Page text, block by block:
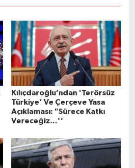
Kılıçdaroğlu’ndan 'Terörsüz
Türkiye' Ve Çerçeve Yasa
Açıklaması: "Sürece Katkı
Vereceğiz...''